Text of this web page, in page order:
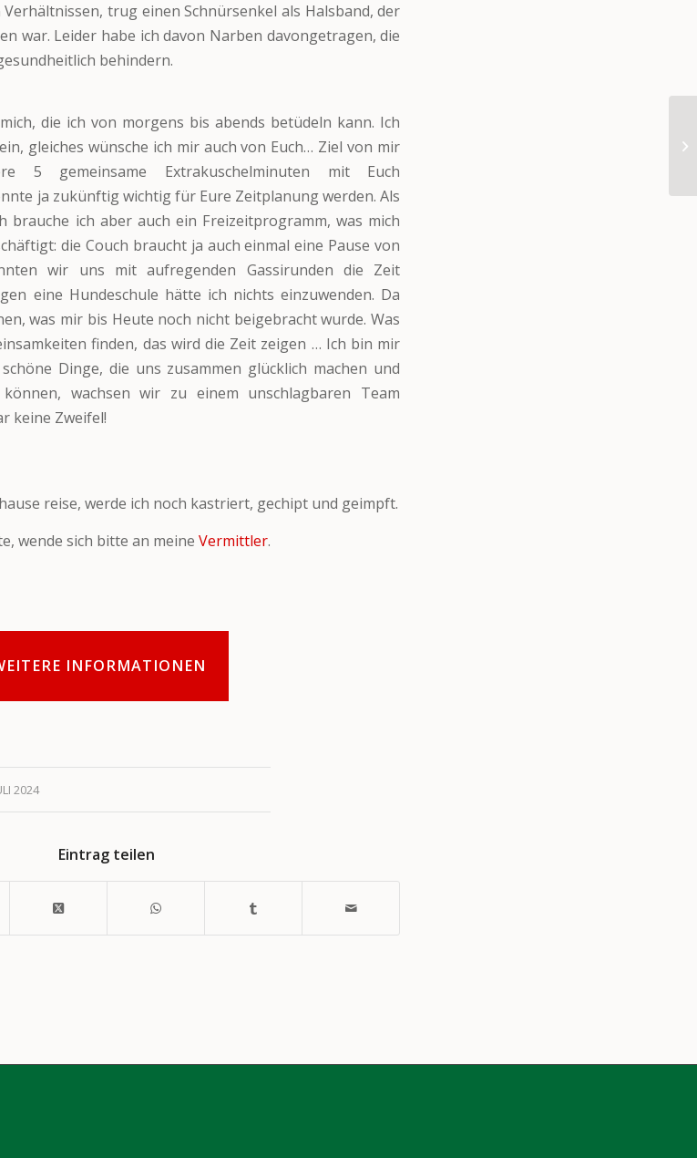
trug einen Schnürsenkel als Halsband, der
war. Leider habe ich davon Narben davongetragen, die
behindern.
die ich von morgens bis abends betüdeln kann. Ich
gleiches wünsche ich mir auch von Euch… Ziel von mir
5 gemeinsame Extrakuschelminuten mit Euch
ja zukünftig wichtig für Eure Zeitplanung werden. Als
brauche ich aber auch ein Freizeitprogramm, was mich
die Couch braucht ja auch einmal eine Pause von
wir uns mit aufregenden Gassirunden die Zeit
eine Hundeschule hätte ich nichts einzuwenden. Da
was mir bis Heute noch nicht beigebracht wurde. Was
finden, das wird die Zeit zeigen … Ich bin mir
Dinge, die uns zusammen glücklich machen und
wachsen wir zu einem unschlagbaren Team
keine Zweifel!
reise, werde ich noch kastriert, gechipt und geimpft.
wende sich bitte an meineVermittler.
INFORMATIONEN
2024
Eintrag teilen